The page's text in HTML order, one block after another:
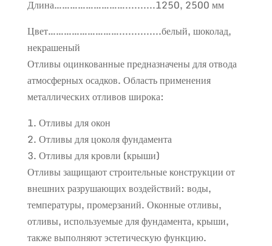
Длина………………………..........1250, 2500 мм
Цвет………………………..............белый, шоколад,
некрашеный
Отливы оцинкованные предназначены для отвода
атмосферных осадков. Область применения
металлических отливов широка:
1. Отливы для окон
2. Отливы для цоколя фундамента
3. Отливы для кровли (крыши)
Отливы защищают строительные конструкции от
внешних разрушающих воздействий: воды,
температуры, промерзаний. Оконные отливы,
отливы, используемые для фундамента, крыши,
также выполняют эстетическую функцию.